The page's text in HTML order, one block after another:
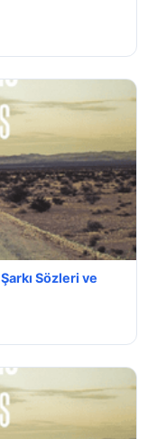
Sözleri ve